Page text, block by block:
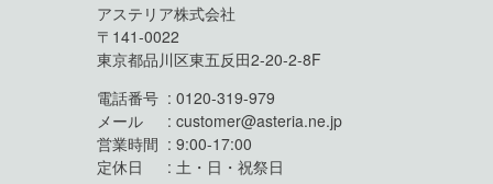
アステリア株式会社
141-0022
東京都品川区東五反田2-20-2-8F
電話番号
0120-319-979
メール
customer@asteria.ne.jp
営業時間
9:00-17:00
定休日
土・日・祝祭日